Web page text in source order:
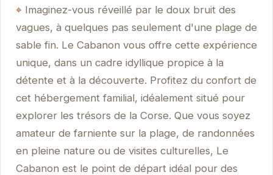
Imaginez-vous réveillé par le doux bruit des
vagues, à quelques pas seulement d'une plage de
sable fin. Le Cabanon vous offre cette expérience
unique, dans un cadre idyllique propice à la
détente et à la découverte. Profitez du confort de
cet hébergement familial, idéalement situé pour
explorer les trésors de la Corse. Que vous soyez
amateur de farniente sur la plage, de randonnées
en pleine nature ou de visites culturelles, Le
Cabanon est le point de départ idéal pour des